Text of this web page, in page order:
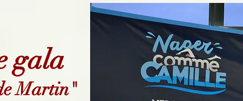
gala
Martin"